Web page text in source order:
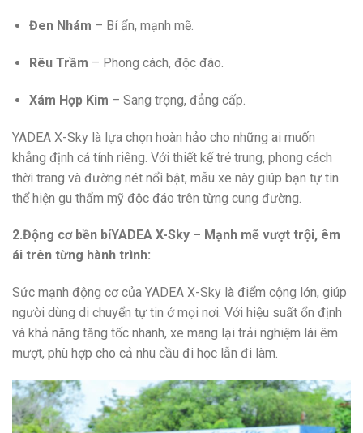
Đen Nhám – Bí ẩn, mạnh mẽ.
Rêu Trầm – Phong cách, độc đáo.
Xám Hợp Kim – Sang trọng, đẳng cấp.
YADEA X-Sky là lựa chọn hoàn hảo cho những ai muốn
khẳng định cá tính riêng. Với thiết kế trẻ trung, phong cách
thời trang và đường nét nổi bật, mẫu xe này giúp bạn tự tin
thể hiện gu thẩm mỹ độc đáo trên từng cung đường.
2.Động cơ bền bỉYADEA X-Sky – Mạnh mẽ vượt trội, êm
ái trên từng hành trình:
Sức mạnh động cơ của YADEA X-Sky là điểm cộng lớn, giúp
người dùng di chuyển tự tin ở mọi nơi. Với hiệu suất ổn định
và khả năng tăng tốc nhanh, xe mang lại trải nghiệm lái êm
mượt, phù hợp cho cả nhu cầu đi học lẫn đi làm.